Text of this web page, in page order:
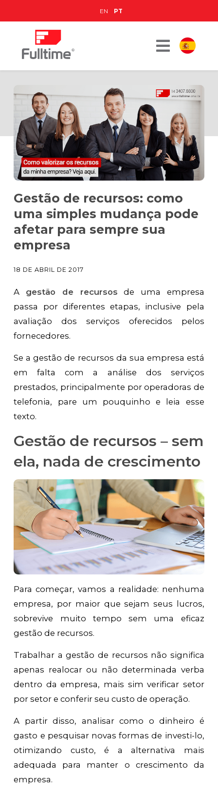
EN PT
Gestão de recursos: como
uma simples mudança pode
afetar para sempre sua
empresa
18 DE ABRIL DE 2017
A gestão de recursos de uma empresa
passa por diferentes etapas, inclusive pela
avaliação dos serviços oferecidos pelos
fornecedores.
Se a gestão de recursos da sua empresa está
em falta com a análise dos serviços
prestados, principalmente por operadoras de
telefonia, pare um pouquinho e leia esse
texto.
Gestão de recursos – sem
ela, nada de crescimento
Para começar, vamos a realidade: nenhuma
empresa, por maior que sejam seus lucros,
sobrevive muito tempo sem uma eficaz
gestão de recursos.
Trabalhar a gestão de recursos não significa
apenas realocar ou não determinada verba
dentro da empresa, mais sim verificar setor
por setor e conferir seu custo de operação.
A partir disso, analisar como o dinheiro é
gasto e pesquisar novas formas de investi-lo,
otimizando custo, é a alternativa mais
adequada para manter o crescimento da
empresa.